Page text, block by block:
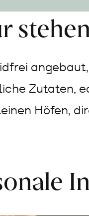
Zutaten,
Höfen,